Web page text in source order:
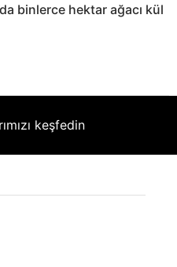
binlerce hektar ağacı kül
keşfedin